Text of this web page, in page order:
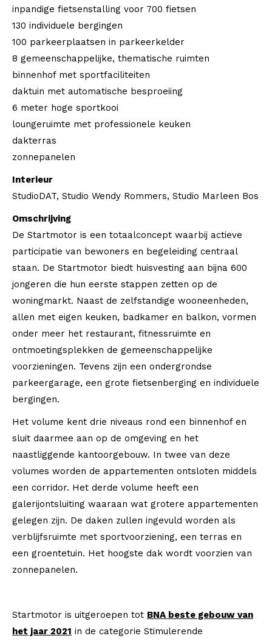
inpandige fietsenstalling voor 700 fietsen
130 individuele bergingen
100 parkeerplaatsen in parkeerkelder
8 gemeenschappelijke, thematische ruimten
binnenhof met sportfaciliteiten
daktuin met automatische besproeiing
6 meter hoge sportkooi
loungeruimte met professionele keuken
dakterras
zonnepanelen
Interieur
StudioDAT, Studio Wendy Rommers, Studio Marleen Bos
Omschrijving
De Startmotor is een totaalconcept waarbij actieve
participatie van bewoners en begeleiding centraal
staan. De Startmotor biedt huisvesting aan bijna 600
jongeren die hun eerste stappen zetten op de
woningmarkt. Naast de zelfstandige wooneenheden,
allen met eigen keuken, badkamer en balkon, vormen
onder meer het restaurant, fitnessruimte en
ontmoetingsplekken de gemeenschappelijke
voorzieningen. Tevens zijn een ondergrondse
parkeergarage, een grote fietsenberging en individuele
bergingen.
Het volume kent drie niveaus rond een binnenhof en
sluit daarmee aan op de omgeving en het
naastliggende kantoorgebouw. In twee van deze
volumes worden de appartementen ontsloten middels
een corridor. Het derde volume heeft een
galerijontsluiting waaraan wat grotere appartementen
gelegen zijn. De daken zullen ingevuld worden als
verblijfsruimte met sportvoorziening, een terras en
een groentetuin. Het hoogste dak wordt voorzien van
zonnepanelen.
Startmotor is uitgeroepen tot BNA beste gebouw van
het jaar 2021 in de categorie Stimulerende